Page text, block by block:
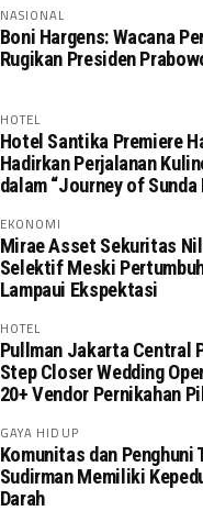
NASIONAL
Boni Hargens: Wacana
Rugikan Presiden
HOTEL
Hotel Santika Premiere
Hadirkan Perjalanan
dalam “Journey of Sunda
EKONOMI
Mirae Asset Sekuritas
Selektif Meski
Lampaui Ekspektasi
HOTEL
Pullman Jakarta Central
Step Closer Wedding
20+ Vendor Pernikahan
GAYA HIDUP
Komunitas dan Penghuni
Sudirman Memiliki
Darah